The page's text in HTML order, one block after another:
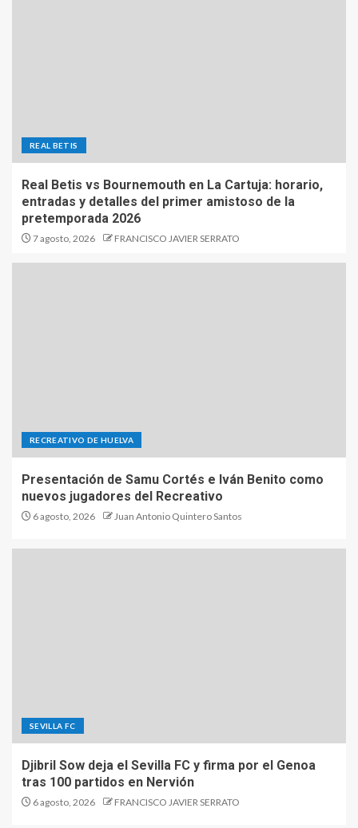
REAL BETIS
Real Betis vs Bournemouth en La Cartuja: horario,
entradas y detalles del primer amistoso de la
pretemporada 2026
7 agosto, 2026 FRANCISCO JAVIER SERRATO
RECREATIVO DE HUELVA
Presentación de Samu Cortés e Iván Benito como
nuevos jugadores del Recreativo
6 agosto, 2026 Juan Antonio Quintero Santos
SEVILLA FC
Djibril Sow deja el Sevilla FC y firma por el Genoa
tras 100 partidos en Nervión
6 agosto, 2026 FRANCISCO JAVIER SERRATO